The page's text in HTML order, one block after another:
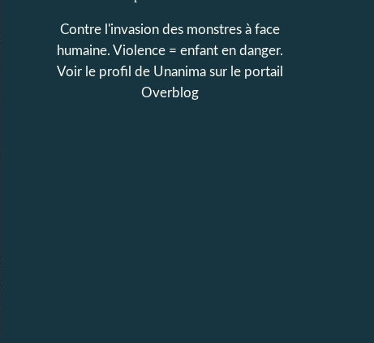
Contre l'invasion des monstres à face
humaine. Violence = enfant en danger.
Voir le profil de Unanimasur le portail
Overblog